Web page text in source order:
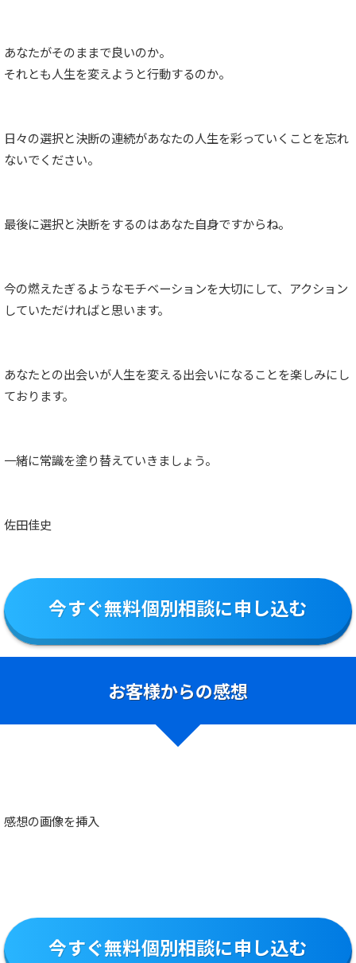
あなたがそのままで良いのか。
それとも人生を変えようと行動するのか。
日々の選択と決断の連続があなたの人生を彩っていくことを忘れ
ないでください。
最後に選択と決断をするのはあなた自身ですからね。
今の燃えたぎるようなモチベーションを大切にして、アクション
していただければと思います。
あなたとの出会いが人生を変える出会いになることを楽しみにし
ております。
一緒に常識を塗り替えていきましょう。
佐田佳史
今すぐ無料個別相談に申し込む
お客様からの感想
感想の画像を挿入
今すぐ無料個別相談に申し込む